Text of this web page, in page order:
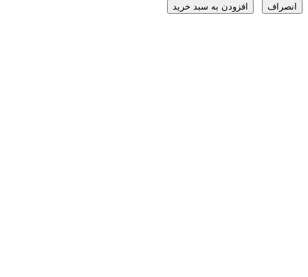
افزودن به سبد خرید